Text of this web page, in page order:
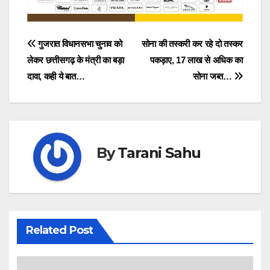
Post
navigation
सोना की तस्करी कर रहे दो तस्कर
पकड़ाए, 17 लाख से अधिक का
सोना जब्त…
गुजरात विधानसभा चुनाव को
लेकर छत्तीसगढ़ के मंत्री का बड़ा
दावा, कही ये बात…
ByTarani Sahu
Related Post